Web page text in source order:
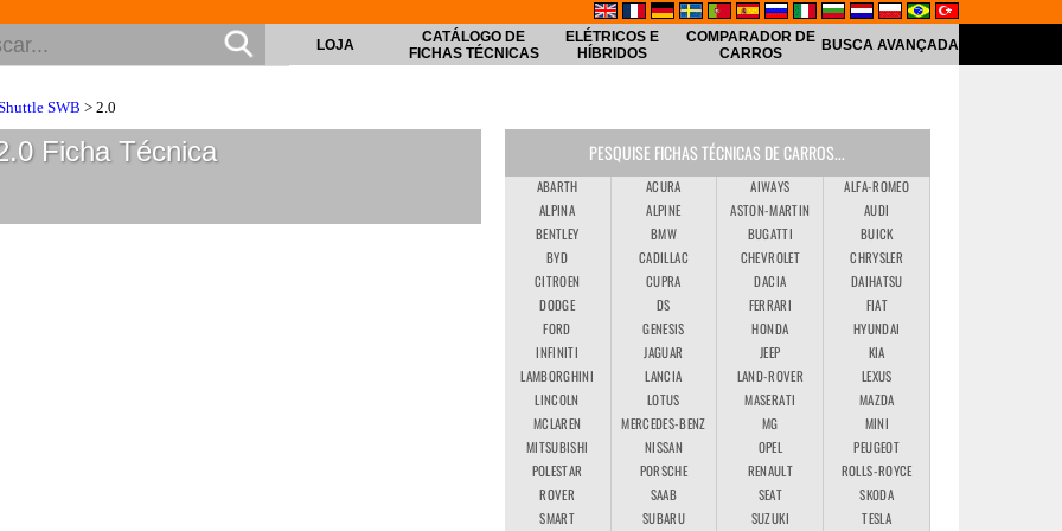
LOJA
CATÁLOGO DE
FICHAS TÉCNICAS
ELÉTRICOS E
HÍBRIDOS
COMPARADOR DE
CARROS
BUSCA AVANÇADA
SWB > 2.0
Ficha Técnica PESQUISE FICHAS TÉCNICAS DE CARROS...
ABARTH ACURA AIWAYS
ALFA-ROMEO
ALPINA
ALPINE ASTON-MARTIN
AUDI
BENTLEY
BMW BUGATTI
BUICK
BYD
CADILLAC CHEVROLET
CHRYSLER
CITROEN
CUPRA DACIA
DAIHATSU
DODGE
DS FERRARI
FIAT
FORD
GENESIS HONDA
HYUNDAI
INFINITI
JAGUAR JEEP
KIA
LAMBORGHINI
LANCIA LAND-ROVER
LEXUS
LINCOLN
LOTUS MASERATI
MAZDA
MCLAREN
MERCEDES-BENZ MG
MINI
MITSUBISHI
NISSAN OPEL
PEUGEOT
POLESTAR
PORSCHE RENAULT
ROLLS-ROYCE
ROVER
SAAB SEAT
SKODA
SMART
SUBARU SUZUKI
TESLA